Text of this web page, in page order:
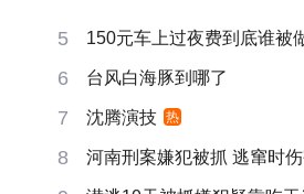
5 150元车上过夜费到底谁被
6 台风白海豚到哪了
7 沈腾演技 热
8 河南刑案嫌犯被抓 逃窜时伤